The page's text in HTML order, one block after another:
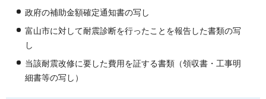
政府の補助金額確定通知書の写し
富山市に対して耐震診断を行ったことを報告した書類の写
し
当該耐震改修に要した費用を証する書類（領収書・工事明
細書等の写し）